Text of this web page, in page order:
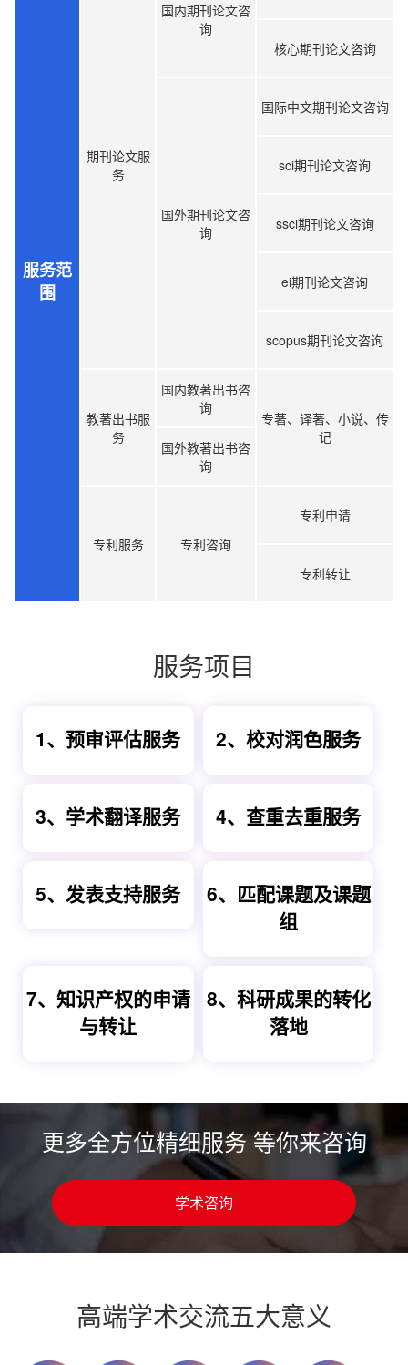
服务范
围
期刊论文服
务
国内期刊论文咨
询
核心期刊论文咨询
国外期刊论文咨
询
国际中文期刊论文咨询
sci期刊论文咨询
ssci期刊论文咨询
ei期刊论文咨询
scopus期刊论文咨询
教著出书服
务
国内教著出书咨
询
专著、译著、小说、传
记
国外教著出书咨
询
专利服务 专利咨询
专利申请
专利转让
服务项目
1、预审评估服务 2、校对润色服务
3、学术翻译服务 4、查重去重服务
5、发表支持服务
6、匹配课题及课题
组
7、知识产权的申请
与转让
8、科研成果的转化
落地
更多全方位精细服务 等你来咨询
学术咨询
高端学术交流五大意义